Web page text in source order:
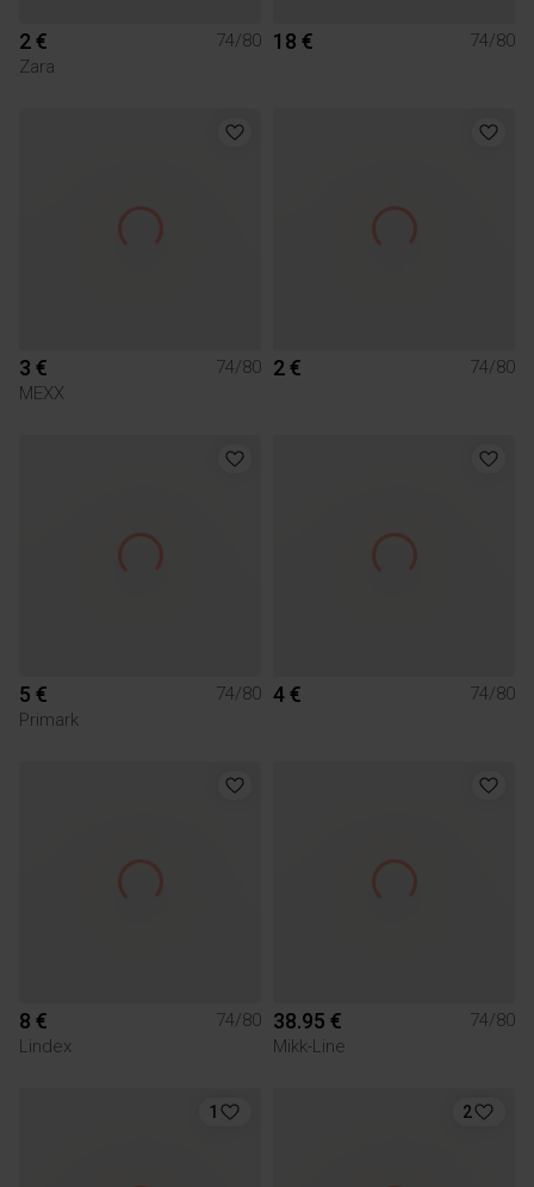
2 €
74/80
Zara
18 € 74/80
3 €
74/80
MEXX
2 € 74/80
5 €
74/80
Primark
4 € 74/80
8 €
74/80
Lindex
38.95 €
74/80
Mikk-Line
1 2